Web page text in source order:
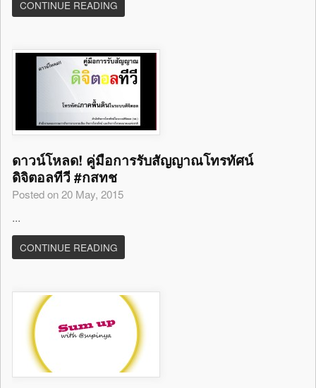
CONTINUE READING
ดาวน์โหลด! คู่มือการรับสัญญาณโทรทัศน์
ดิจิตอลทีวี #กสทช
Posted on 20 May, 2015
...
CONTINUE READING